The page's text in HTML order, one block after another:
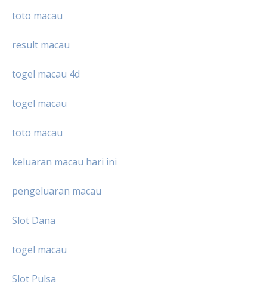
toto macau
result macau
togel macau 4d
togel macau
toto macau
keluaran macau hari ini
pengeluaran macau
Slot Dana
togel macau
Slot Pulsa